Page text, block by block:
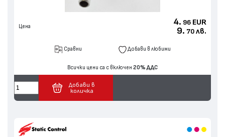
Цена 4. 96 EUR
9. 70 лв.
Сравни Добави в любими
Всички цени са с включен 20% ДДС
Добави в
количка